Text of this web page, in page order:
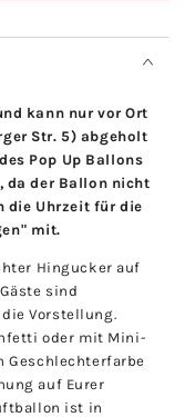
kann nur vor Ort
Str. 5) abgeholt
Pop Up Ballons
da der Ballon nicht
die Uhrzeit für die
mit.
Hingucker auf
sind
Vorstellung.
oder mit Mini-
Geschlechterfarbe
auf Eurer
ist in